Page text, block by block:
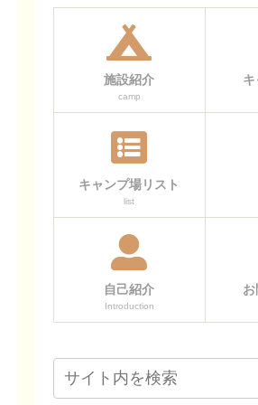
施設紹介
camp
キャンプ場リスト
list
自己紹介
Introduction